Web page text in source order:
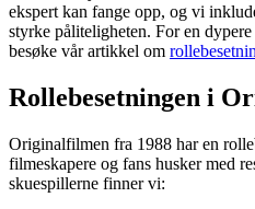
ekspert kan fange opp, og vi
styrke påliteligheten. For en
besøke vår artikkel om
Rollebesetningen i
Originalfilmen fra 1988 har en
filmeskapere og fans husker med
skuespillerne finner vi: